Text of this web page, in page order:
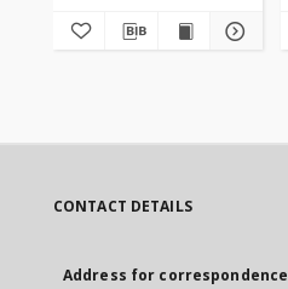
CONTACT DETAILS
Address for correspondence